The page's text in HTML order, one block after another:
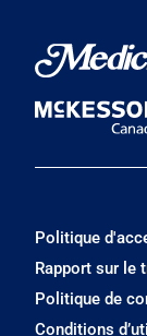
Politique
Rapport sur le
Politique de
Conditions